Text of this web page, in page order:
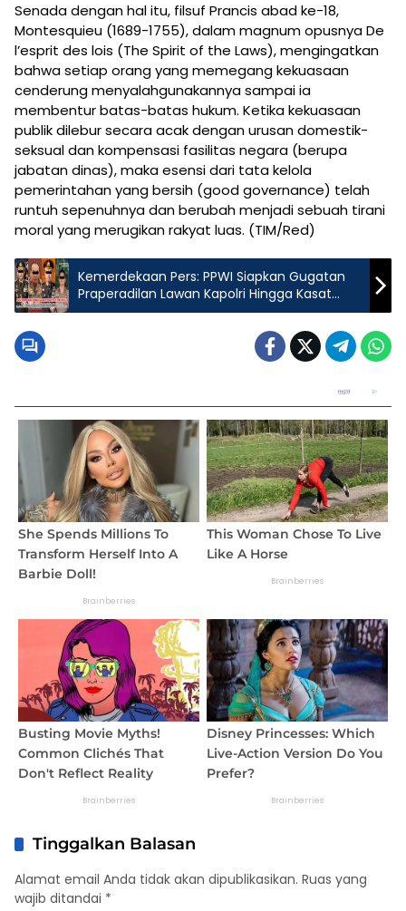
Senada dengan hal itu, filsuf Prancis abad ke-18,
Montesquieu (1689-1755), dalam magnum opusnya De
l’esprit des lois (The Spirit of the Laws), mengingatkan
bahwa setiap orang yang memegang kekuasaan
cenderung menyalahgunakannya sampai ia
membentur batas-batas hukum. Ketika kekuasaan
publik dilebur secara acak dengan urusan domestik-
seksual dan kompensasi fasilitas negara (berupa
jabatan dinas), maka esensi dari tata kelola
pemerintahan yang bersih (good governance) telah
runtuh sepenuhnya dan berubah menjadi sebuah tirani
moral yang merugikan rakyat luas. (TIM/Red)
Kemerdekaan Pers: PPWI Siapkan Gugatan
Praperadilan Lawan Kapolri Hingga Kasat
Reskrim Pekanbaru
Tinggalkan Balasan
Alamat email Anda tidak akan dipublikasikan. Ruas yang
wajib ditandai *